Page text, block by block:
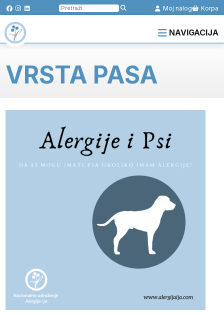
Pretraga
za:
Moj nalog Korpa
NAVIGACIJA
VRSTA PASA